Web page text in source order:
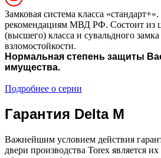
Замковая система класса
рекомендациям МВД РФ. Состоит из
(высшего) класса и сувальдного
взломостойкости.
Нормальная степень защиты
имущества.
Подробнее о серии
Гарантия Delta M
Важнейшим условием действия
двери производства Torex является